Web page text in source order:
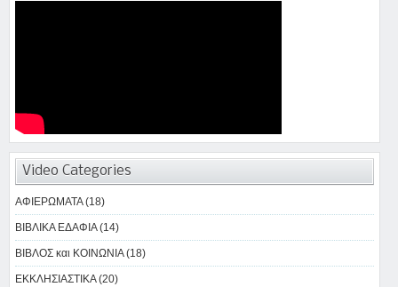
Video Categories
ΑΦΙΕΡΩΜΑΤΑ (18)
ΒΙΒΛΙΚΑ ΕΔΑΦΙΑ (14)
ΒΙΒΛΟΣ και ΚΟΙΝΩΝΙΑ (18)
ΕΚΚΛΗΣΙΑΣΤΙΚΑ (20)